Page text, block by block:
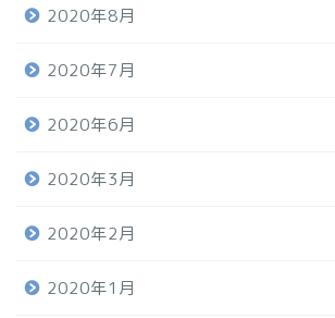
2020年8月
2020年7月
2020年6月
2020年3月
2020年2月
2020年1月